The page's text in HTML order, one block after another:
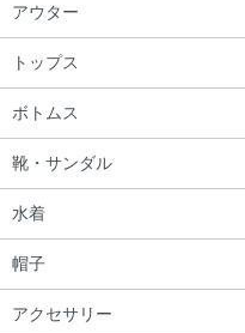
アウター
トップス
ボトムス
靴・サンダル
水着
帽子
アクセサリー